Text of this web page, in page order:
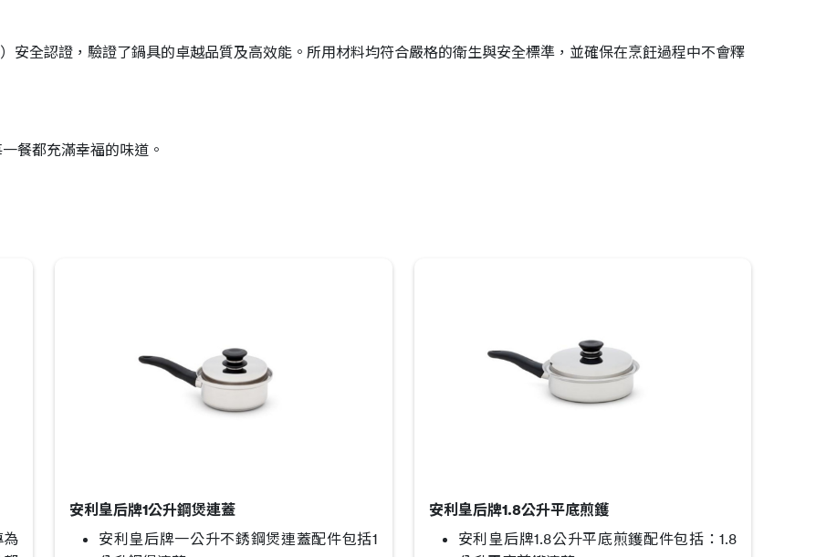
安全認證，驗證了鍋具的卓越品質及高效能。所用材料均符合嚴格的衛生與安全標準，並確保在烹飪過程中不會釋
餐都充滿幸福的味道。
為
安利皇后牌1公升鋼煲連蓋
安利皇后牌一公升不銹鋼煲連蓋配件包括1
安利皇后牌1.8公升平底煎鑊
安利皇后牌1.8公升平底煎鑊配件包括：1.8